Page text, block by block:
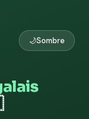
🌙Sombre